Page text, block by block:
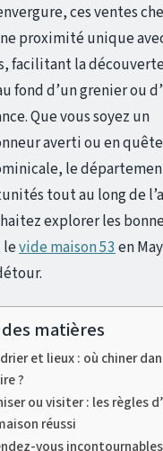
ces ventes
proximité unique
facilitant la
fond d’un grenier ou
Que vous soyez un
averti ou en
le
tout au long de
explorer les
levide maison 53en
matières
et lieux : où chiner
?
ou visiter : les règles
réussi
vous